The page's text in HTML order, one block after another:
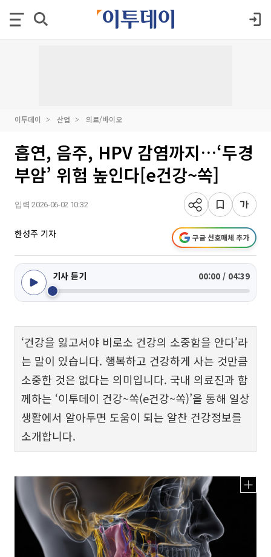
이투데이 산업 의료/바이오
흡연, 음주, HPV 감염까지…‘두경
부암’ 위험 높인다[e건강~쏙]
입력 2026-06-02 10:32
한성주 기자 구글 선호매체 추가
기사 듣기 00:00 / 04:39
‘건강을 잃고서야 비로소 건강의 소중함을 안다’라
는 말이 있습니다. 행복하고 건강하게 사는 것만큼
소중한 것은 없다는 의미입니다. 국내 의료진과 함
께하는 ‘이투데이 건강~쏙(e건강~쏙)’을 통해 일상
생활에서 알아두면 도움이 되는 알찬 건강정보를
소개합니다.